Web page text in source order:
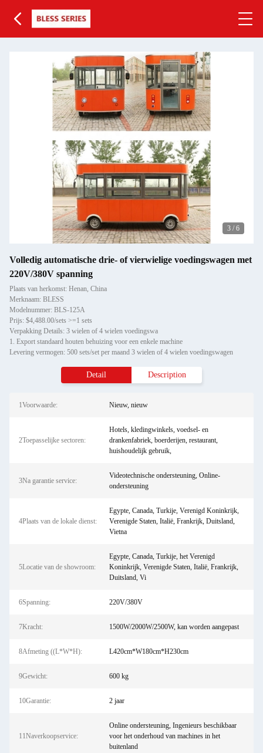
3 / 6
Volledig automatische drie- of vierwielige voedingswagen met
220V/380V spanning
Plaats van herkomst: Henan, China
Merknaam: BLESS
Modelnummer: BLS-125A
Prijs: $4,488.00/sets >=1 sets
Verpakking Details: 3 wielen of 4 wielen voedingswa
1. Export standaard houten behuizing voor een enkele machine
Levering vermogen: 500 sets/set per maand 3 wielen of 4 wielen voedingswagen
Detail Description
1Voorwaarde: Nieuw, nieuw
2Toepasselijke sectoren:
Hotels, kledingwinkels, voedsel- en
drankenfabriek, boerderijen, restaurant,
huishoudelijk gebruik,
3Na garantie service:
Videotechnische ondersteuning, Online-
ondersteuning
4Plaats van de lokale dienst:
Egypte, Canada, Turkije, Verenigd Koninkrijk,
Verenigde Staten, Italië, Frankrijk, Duitsland,
Vietna
5Locatie van de showroom:
Egypte, Canada, Turkije, het Verenigd
Koninkrijk, Verenigde Staten, Italië, Frankrijk,
Duitsland, Vi
6Spanning: 220V/380V
7Kracht: 1500W/2000W/2500W, kan worden aangepast
8Afmeting ((L*W*H): L420cm*W180cm*H230cm
9Gewicht: 600 kg
10Garantie: 2 jaar
11Naverkoopservice:
Online ondersteuning, Ingenieurs beschikbaar
voor het onderhoud van machines in het
buitenland